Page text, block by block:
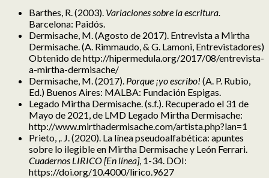
Barthes, R. (2003). Variaciones sobre la escritura.
Barcelona: Paidós.
Dermisache, M. (Agosto de 2017). Entrevista a Mirtha
Dermisache. (A. Rimmaudo, & G. Lamoni, Entrevistadores)
Obtenido de http://hipermedula.org/2017/08/entrevista-
a-mirtha-dermisache/
Dermisache, M. (2017). Porque ¡yo escribo! (A. P. Rubio,
Ed.) Buenos Aires: MALBA: Fundación Espigas.
Legado Mirtha Dermisache. (s.f.). Recuperado el 31 de
Mayo de 2021, de LMD Legado Mirtha Dermisache:
http://www.mirthadermisache.com/artista.php?lan=1
Prieto, ,. J. (2020). La línea pseudoalfabética: apuntes
sobre lo ilegible en Mirtha Dermisache y León Ferrari.
Cuadernos LIRICO [En línea], 1-34. DOI:
https://doi.org/10.4000/lirico.9627